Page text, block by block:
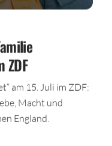
ZDF
am 15. Juli im ZDF:
Macht und
England.